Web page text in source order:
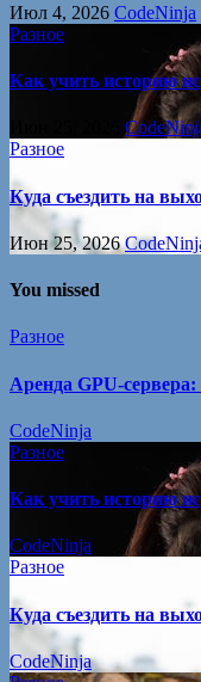
Июл 4, 2026 CodeNinja
Разное
Как учить историю
Разное
Куда съездить на
Июн 25, 2026
You missed
Разное
Аренда GPU-
CodeNinja
Разное
Как учить историю
CodeNinja
Разное
Куда съездить на
CodeNinja